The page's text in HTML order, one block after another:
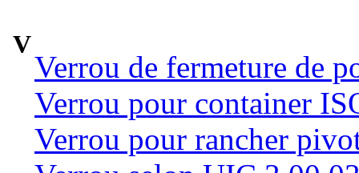
V
Verrou de fermeture de
Verrou pour container
Verrou pour rancher